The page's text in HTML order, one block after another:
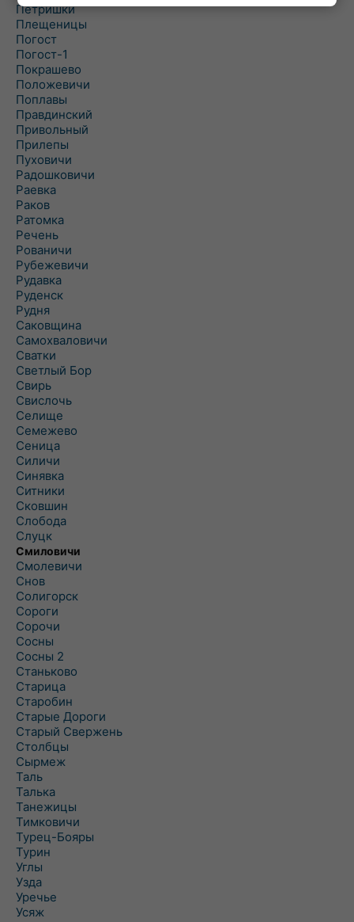
Петришки
Плещеницы
Погост
Погост-1
Покрашево
Положевичи
Поплавы
Правдинский
Привольный
Прилепы
Пуховичи
Радошковичи
Раевка
Раков
Ратомка
Речень
Рованичи
Рубежевичи
Рудавка
Руденск
Рудня
Саковщина
Самохваловичи
Сватки
Светлый Бор
Свирь
Свислочь
Селище
Семежево
Сеница
Силичи
Синявка
Ситники
Сковшин
Слобода
Слуцк
Смиловичи
Смолевичи
Снов
Солигорск
Сороги
Сорочи
Сосны
Сосны 2
Станьково
Старица
Старобин
Старые Дороги
Старый Свержень
Столбцы
Сырмеж
Таль
Талька
Танежицы
Тимковичи
Турец-Бояры
Турин
Углы
Узда
Уречье
Усяж